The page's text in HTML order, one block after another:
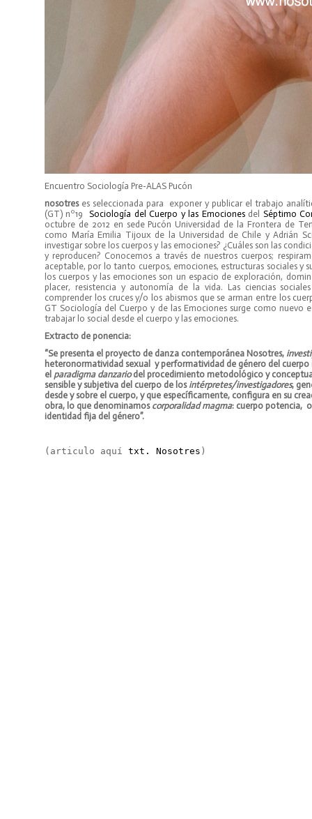
Encuentro Sociología Pre-ALAS Pucón
nosotreses seleccionada para exponer y publicar el trabajo
(GT) nº19 Sociología del Cuerpo y las Emociones del Séptimo
octubre de 2012 en sede Pucón Universidad de la Frontera de
como María Emilia Tijoux de la Universidad de Chile y Adrián
investigar sobre los cuerpos y las emociones? ¿Cuáles son las
y reproducen? Conocemos a través de nuestros cuerpos;
aceptable, por lo tanto cuerpos, emociones, estructuras sociales y
los cuerpos y las emociones son un espacio de exploración,
placer, resistencia y autonomía de la vida. Las ciencias
comprender los cruces y/o los abismos que se arman entre los
GT Sociología del Cuerpo y de las Emociones surge como nuevo
trabajar lo social desde el cuerpo y las emociones.
Extracto de ponencia:
“Se presenta el proyecto de danza contemporánea Nosotres,
heteronormatividad sexual y performatividad de género del cuerpo
el paradigma danzariodel procedimiento metodológico y
sensible y subjetiva del cuerpo de los intérpretes/investigadores,
desde y sobre el cuerpo, y que específicamente, configura en su
obra, lo que denominamos corporalidad magma: cuerpo potencia,
identidad fija del género”.
(articulo aquí txt. Nosotres )